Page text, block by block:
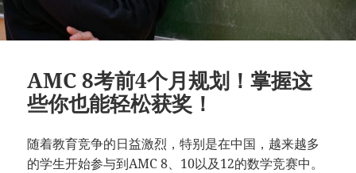
AMC 8考前4个月规划！掌握这
些你也能轻松获奖！
随着教育竞争的日益激烈，特别是在中国，越来越多
的学生开始参与到AMC 8、10以及12的数学竞赛中。